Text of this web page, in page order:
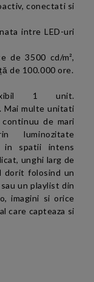
conectati si
intre LED-uri
de 3500 cd/m²,
de 100.000 ore.
1 unit.
Mai multe unitati
de mari
luminozitate
spatii intens
unghi larg de
dorit folosind un
un playlist din
imagini si orice
care capteaza si